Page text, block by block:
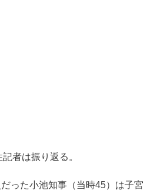
者は振り返る。
った小池知事（当時45）は子宮